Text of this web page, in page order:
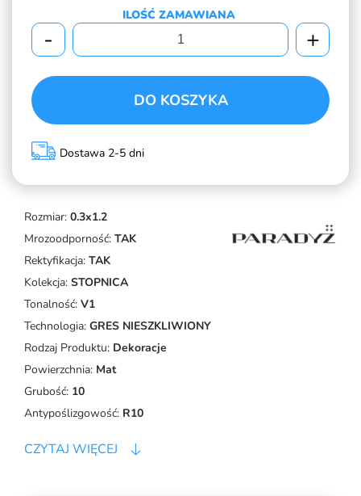
Rozmiar: 0.3x1.2
Mrozoodporność: TAK
Rektyfikacja: TAK
Kolekcja: STOPNICA
Tonalność: V1
Technologia: GRES NIESZKLIWIONY
Rodzaj Produktu: Dekoracje
Powierzchnia: Mat
Grubość: 10
Antypoślizgowość: R10
CZYTAJ WIĘCEJ
ILOŚĆ ZAMAWIANA
- +
DO KOSZYKA
Dostawa 2-5 dni